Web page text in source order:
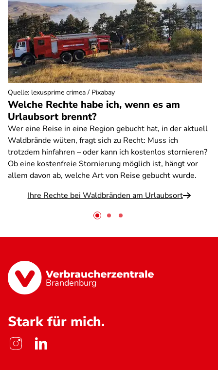
Welche Rechte habe ich, wenn es am
Urlaubsort brennt?
Wer eine Reise in eine Region gebucht hat, in der aktuell
Waldbrände wüten, fragt sich zu Recht: Muss ich
trotzdem hinfahren – oder kann ich kostenlos stornieren?
Ob eine kostenfreie Stornierung möglich ist, hängt vor
allem davon ab, welche Art von Reise gebucht wurde.
Ihre Rechte bei Waldbränden am Urlaubsort
Quelle: lexusprime crimea / Pixabay
Brandenburg
Stark für mich.